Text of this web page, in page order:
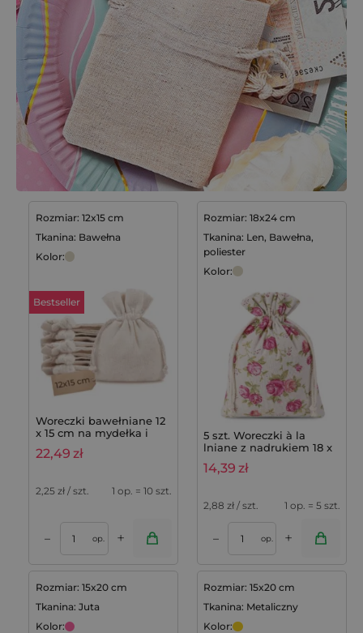
Rozmiar: 12x15 cm
Tkanina: Bawełna
Kolor:
Bestseller
Woreczki bawełniane 12
x 15 cm na mydełka i
komplet 10 szt.
22,49 zł
2,25 zł / szt. 1 op. = 10 szt.
– op. +
Rozmiar: 18x24 cm
Tkanina: Len, Bawełna,
poliester
Kolor:
5 szt. Woreczki à la
lniane z nadrukiem 18 x
14,39 zł
2,88 zł / szt. 1 op. = 5 szt.
– op. +
Rozmiar: 15x20 cm
Tkanina: Juta
Kolor:
Rozmiar: 15x20 cm
Tkanina: Metaliczny
Kolor: